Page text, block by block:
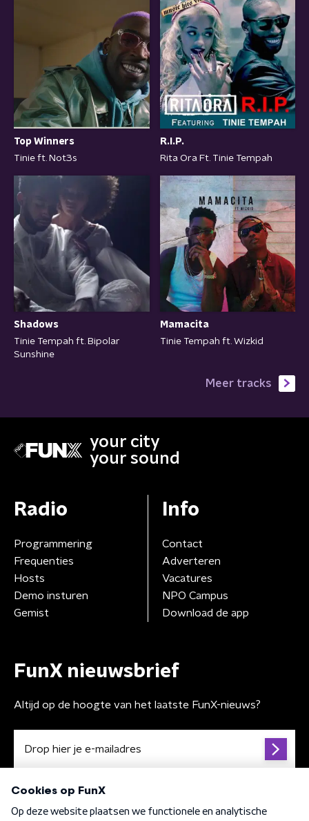
Top Winners
Tinie ft. Not3s
R.I.P.
Rita Ora Ft. Tinie Tempah
Shadows
Tinie Tempah ft. Bipolar
Sunshine
Mamacita
Tinie Tempah ft. Wizkid
Meer tracks
your city
your sound
Radio
Programmering
Frequenties
Hosts
Demo insturen
Gemist
Info
Contact
Adverteren
Vacatures
NPO Campus
Download de app
FunX nieuwsbrief
Altijd op de hoogte van het laatste FunX-nieuws?